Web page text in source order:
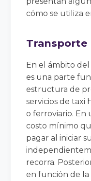
cómo se utiliza
Transporte
En el ámbito
es una parte
estructura de
servicios de taxi
o ferroviario. En
costo mínimo
pagar al iniciar
recorra.
en función de la